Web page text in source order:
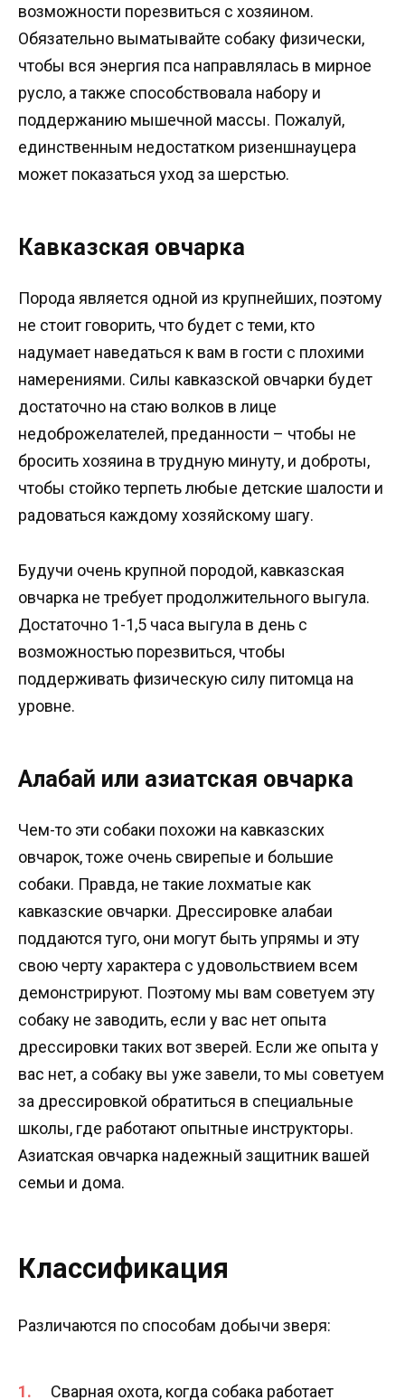
возможности порезвиться с хозяином.
Обязательно выматывайте собаку физически,
чтобы вся энергия пса направлялась в мирное
русло, а также способствовала набору и
поддержанию мышечной массы. Пожалуй,
единственным недостатком ризеншнауцера
может показаться уход за шерстью.
Кавказская овчарка
Порода является одной из крупнейших, поэтому
не стоит говорить, что будет с теми, кто
надумает наведаться к вам в гости с плохими
намерениями. Силы кавказской овчарки будет
достаточно на стаю волков в лице
недоброжелателей, преданности – чтобы не
бросить хозяина в трудную минуту, и доброты,
чтобы стойко терпеть любые детские шалости и
радоваться каждому хозяйскому шагу.
Будучи очень крупной породой, кавказская
овчарка не требует продолжительного выгула.
Достаточно 1-1,5 часа выгула в день с
возможностью порезвиться, чтобы
поддерживать физическую силу питомца на
уровне.
Алабай или азиатская овчарка
Чем-то эти собаки похожи на кавказских
овчарок, тоже очень свирепые и большие
собаки. Правда, не такие лохматые как
кавказские овчарки. Дрессировке алабаи
поддаются туго, они могут быть упрямы и эту
свою черту характера с удовольствием всем
демонстрируют. Поэтому мы вам советуем эту
собаку не заводить, если у вас нет опыта
дрессировки таких вот зверей. Если же опыта у
вас нет, а собаку вы уже завели, то мы советуем
за дрессировкой обратиться в специальные
школы, где работают опытные инструкторы.
Азиатская овчарка надежный защитник вашей
семьи и дома.
Классификация
Различаются по способам добычи зверя:
Сварная охота, когда собака работает